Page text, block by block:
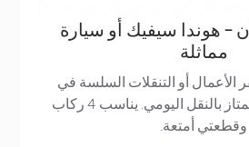
- هوندا سيفيك أو سيارة
مماثلة
الأعمال أو التنقلات السلسة في
المدينة مع شعور ممتاز بالنقل اليومي. يناسب 4 ركاب
وقطعتي أمتعة.